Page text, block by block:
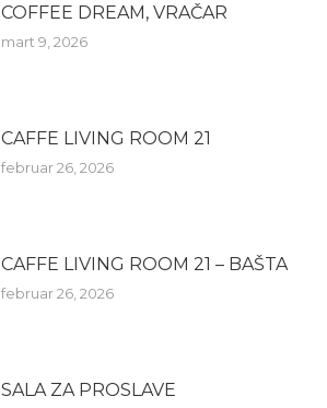
COFFEE DREAM, VRAČAR
mart 9, 2026
CAFFE LIVING ROOM 21
februar 26, 2026
CAFFE LIVING ROOM 21 – BAŠTA
februar 26, 2026
SALA ZA PROSLAVE